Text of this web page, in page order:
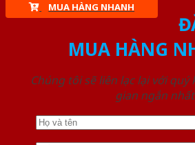
MUA HÀNG NHANH
MUA HÀNG
Chúng tôi sẽ liên lạc lại với
gian ngắn nhất